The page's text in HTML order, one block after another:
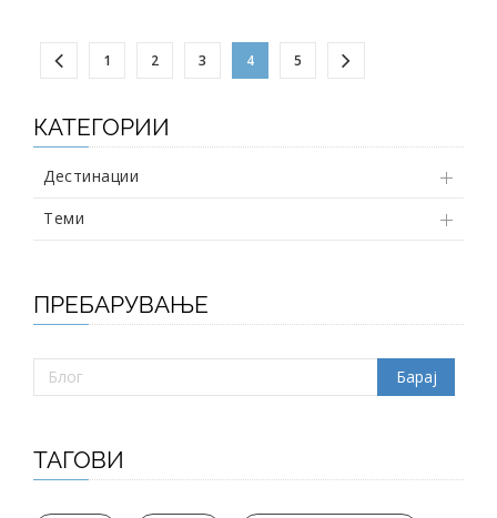
1 2 3 4 5
КАТЕГОРИИ
Дестинации
Теми
ПРЕБАРУВАЊЕ
ТАГОВИ